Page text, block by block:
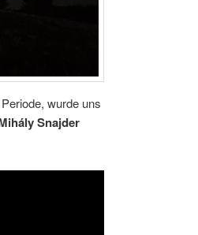
wurde uns
Snajder